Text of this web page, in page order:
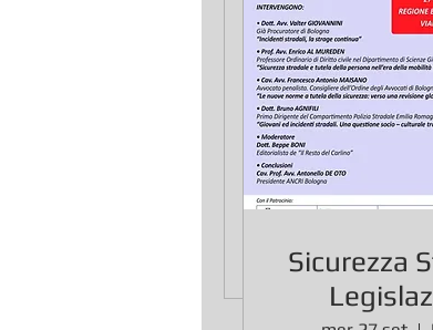
sez.
La vicenda riguarda i
di atti...
Sicurezza